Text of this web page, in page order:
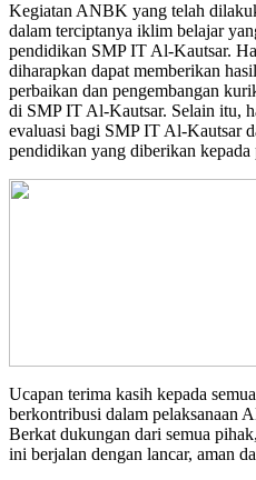
Kegiatan ANBK yang telah
dalam terciptanya iklim belajar
pendidikan SMP IT Al-Kautsar.
diharapkan dapat memberikan
perbaikan dan pengembangan
di SMP IT Al-Kautsar. Selain itu,
evaluasi bagi SMP IT Al-Kautsar
pendidikan yang diberikan kepada
Ucapan terima kasih kepada
berkontribusi dalam pelaksanaan
Berkat dukungan dari semua
ini berjalan dengan lancar, aman